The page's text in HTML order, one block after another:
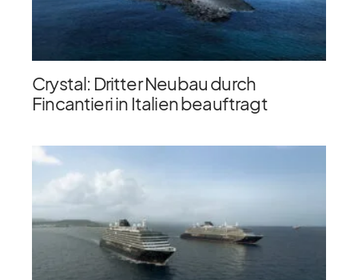
Crystal: Dritter Neubau durch
Fincantieri in Italien beauftragt